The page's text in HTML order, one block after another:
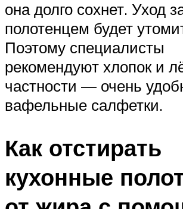
она долго сохнет. Уход
полотенцем будет
Поэтому специалисты
рекомендуют хлопок и
частности — очень
вафельные салфетки.
Как отстирать
кухонные